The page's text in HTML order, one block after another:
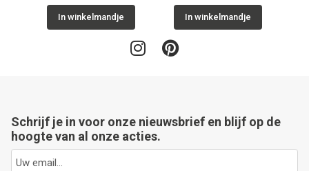
In winkelmandje In winkelmandje
Schrijf je in voor onze nieuwsbrief en blijf op de
hoogte van al onze acties.